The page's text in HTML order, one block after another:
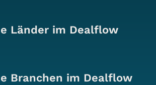
Länder im Dealflow
Branchen im Dealflow